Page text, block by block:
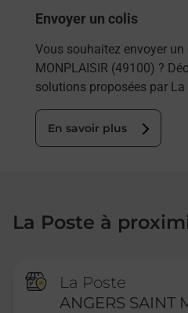
Envoyer un colis
Vous souhaitez envoyer un
MONPLAISIR (49100) ?
solutions proposées par La
En savoir plus
La Poste à
La Poste
ANGERS SAINT